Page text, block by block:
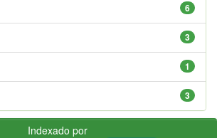
6
3
1
3
Indexado por